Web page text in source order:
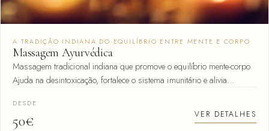
A TRADIÇÃO INDIANA DO EQUILÍBRIO ENTRE MENTE E CORPO
Massagem Ayurvédica
Massagem tradicional indiana que promove o equilíbrio mente-corpo.
Ajuda na desintoxicação, fortalece o sistema imunitário e alivia…
DESDE
50€ VER DETALHES